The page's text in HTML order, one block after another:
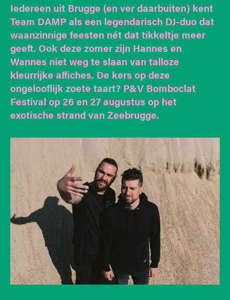
Iedereen uit Brugge (en ver daarbuiten) kent
Team DAMP als een legendarisch DJ-duo dat
waanzinnige feesten nét dat tikkeltje meer
geeft. Ook deze zomer zijn Hannes en
Wannes niet weg te slaan van talloze
kleurrijke affiches. De kers op deze
ongelooflijk zoete taart? P&V Bomboclat
Festival op 26 en 27 augustus op het
exotische strand van Zeebrugge.